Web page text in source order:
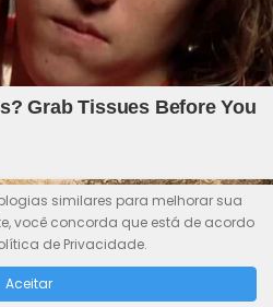
similares para melhorar sua
você concorda que está de acordo
de Privacidade.
Aceitar